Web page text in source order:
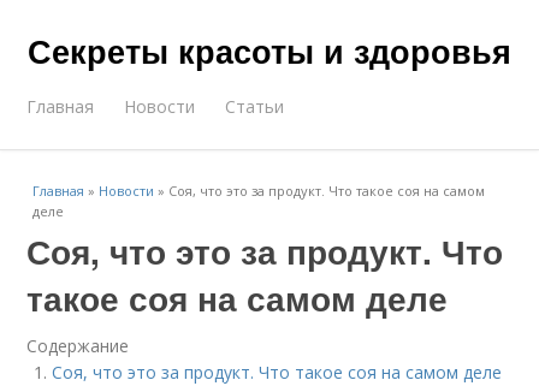
Секреты красоты и здоровья
Главная Новости Статьи
Главная » Новости » Соя, что это за продукт. Что такое соя на самом
деле
Соя, что это за продукт. Что
такое соя на самом деле
Содержание
Соя, что это за продукт. Что такое соя на самом деле